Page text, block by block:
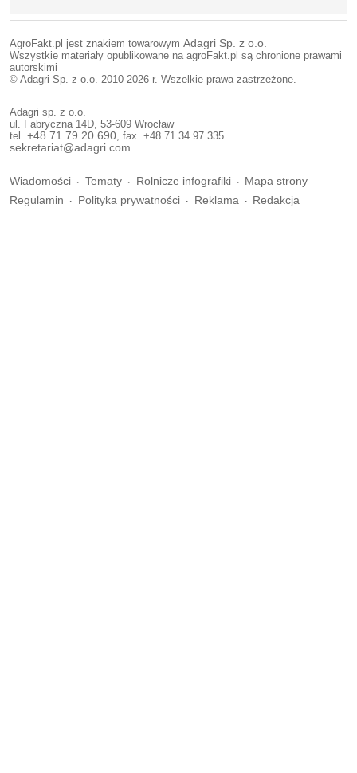
AgroFakt.pl jest znakiem towarowym Adagri Sp. z o.o.
Wszystkie materiały opublikowane na agroFakt.pl są chronione prawami
autorskimi
© Adagri Sp. z o.o. 2010-2026 r. Wszelkie prawa zastrzeżone.
Adagri sp. z o.o.
ul. Fabryczna 14D, 53-609 Wrocław
tel. +48 71 79 20 690 , fax. +48 71 34 97 335
sekretariat@adagri.com
Wiadomości Tematy Rolnicze infografiki
Mapa strony
Regulamin
Polityka prywatności Reklama Redakcja